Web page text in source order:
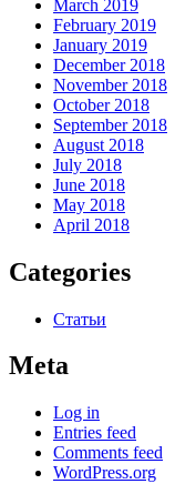
March 2019
February 2019
January 2019
December 2018
November 2018
October 2018
September 2018
August 2018
July 2018
June 2018
May 2018
April 2018
Categories
Статьи
Meta
Log in
Entries feed
Comments feed
WordPress.org